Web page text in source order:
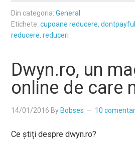
Din categoria:General
Etichete:cupoane reducere,dontpayfull
reducere,reduceri
Dwyn.ro, un
online de care
14/01/2016 By Bobses 10
Ce știți despre dwyn.ro?